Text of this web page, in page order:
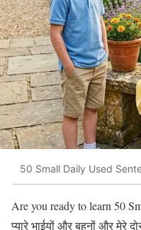
50 Small Daily Used
Are you ready to learn 50
प्यारे भाईयों और बहनों और मेरे